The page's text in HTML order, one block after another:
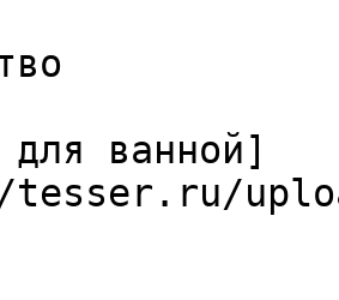
ванной]